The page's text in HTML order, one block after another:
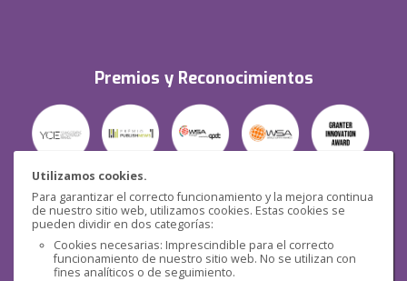
Utilizamos cookies.
Para garantizar el correcto funcionamiento y la mejora continua
de nuestro sitio web, utilizamos cookies. Estas cookies se
pueden dividir en dos categorías:
Cookies necesarias: Imprescindible para el correcto
funcionamiento de nuestro sitio web. No se utilizan con
fines analíticos o de seguimiento.
Premios y Reconocimientos
Seguridad